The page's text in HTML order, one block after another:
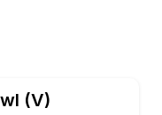
(V)